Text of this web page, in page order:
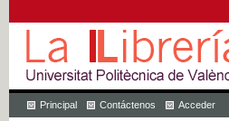
Principal Contáctenos Acceder